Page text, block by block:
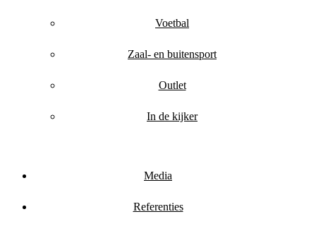
Voetbal
Zaal- en buitensport
Outlet
In de kijker
Media
Referenties